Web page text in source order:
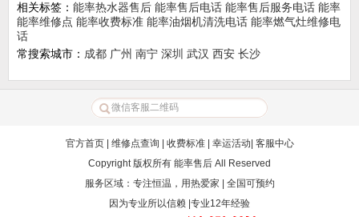
相关标签： 能率热水器售后 能率售后电话 能率售后服务电话 能率
能率维修点 能率收费标准 能率油烟机清洗电话 能率燃气灶维修电
话
常搜索城市： 成都 广州 南宁 深圳 武汉 西安 长沙
官方首页| 维修点查询 收费标准| 幸运活动 客服中心
Copyright 版权所有 能率售后 All Reserved
服务区域：专注恒温，用热爱家 | 全国可预约
因为专业所以信赖 |专业12年经验